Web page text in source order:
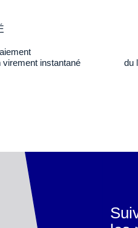
instantané
du